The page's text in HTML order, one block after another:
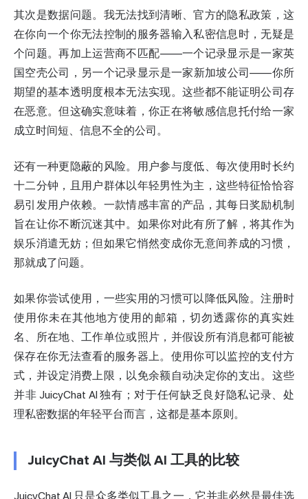
其次是数据问题。我无法找到清晰、官方的隐私政策，这
在你向一个你无法控制的服务器输入私密信息时，无疑是
个问题。再加上运营商不匹配——一个记录显示是一家英
国空壳公司，另一个记录显示是一家新加坡公司——你所
期望的基本透明度根本无法实现。这些都不能证明公司存
在恶意。但这确实意味着，你正在将敏感信息托付给一家
成立时间短、信息不全的公司。
还有一种更隐蔽的风险。用户参与度低、每次使用时长约
十二分钟，且用户群体以年轻男性为主，这些特征恰恰容
易引发用户依赖。一款情感丰富的产品，其每日奖励机制
旨在让你不断沉迷其中。如果你对此有所了解，将其作为
娱乐消遣无妨；但如果它悄然变成你无意间养成的习惯，
那就成了问题。
如果你尝试使用，一些实用的习惯可以降低风险。注册时
使用你未在其他地方使用的邮箱，切勿透露你的真实姓
名、所在地、工作单位或照片，并假设所有消息都可能被
保存在你无法查看的服务器上。使用你可以监控的支付方
式，并设定消费上限，以免余额自动决定你的支出。这些
并非 JuicyChat AI 独有；对于任何缺乏良好隐私记录、处
理私密数据的年轻平台而言，这都是基本原则。
JuicyChat AI 与类似 AI 工具的比较
JuicyChat AI 只是众多类似工具之一，它并非必然是最佳选